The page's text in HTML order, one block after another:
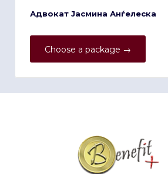
Адвокат Јасмина Анѓелеска